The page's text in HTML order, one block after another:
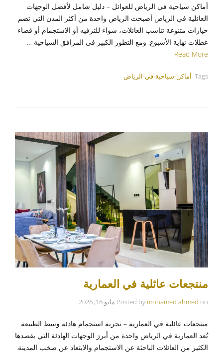
أماكن سياحية في الرياض للعوائل – دليل شامل لأفضل الوجهات
العائلية في الرياض أصبحت الرياض واحدة من أكثر المدن التي تضم
خيارات متنوعة تناسب العائلات، سواء للترفيه أو الاستجمام أو قضاء
عطلات نهاية الأسبوع. ومع التطور الكبير في المرافق السياحية …
Read More
Tags: أماكن-سياحية-في-الرياض
منتجعات عائلية في العمارية
Posted by mohamed ahmed on مايو 16, 2026
منتجعات عائلية في العمارية – تجربة استجمام هادئة وسط الطبيعة
تُعد العمارية في الرياض واحدة من أبرز الوجهات الهادئة التي يقصدها
الكثير من العائلات الباحثة عن الاستجمام والابتعاد عن صخب المدينة.